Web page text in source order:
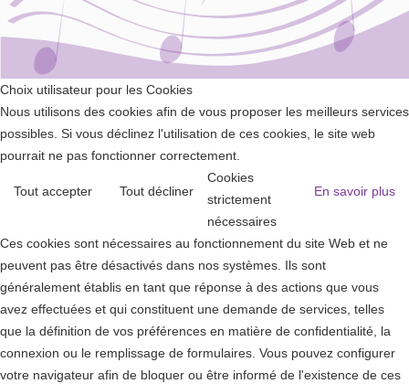
Choix utilisateur pour les Cookies
Nous utilisons des cookies afin de vous proposer les meilleurs services
possibles. Si vous déclinez l'utilisation de ces cookies, le site web
pourrait ne pas fonctionner correctement.
Tout accepter Tout décliner En savoir plus
Cookies
strictement
nécessaires
Ces cookies sont nécessaires au fonctionnement du site Web et ne
peuvent pas être désactivés dans nos systèmes. Ils sont
généralement établis en tant que réponse à des actions que vous
avez effectuées et qui constituent une demande de services, telles
que la définition de vos préférences en matière de confidentialité, la
connexion ou le remplissage de formulaires. Vous pouvez configurer
votre navigateur afin de bloquer ou être informé de l'existence de ces